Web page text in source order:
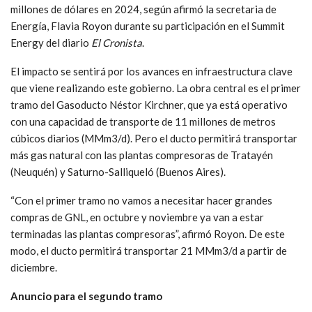
millones de dólares en 2024, según afirmó la secretaria de
Energía, Flavia Royon durante su participación en el Summit
Energy del diario El Cronista.
El impacto se sentirá por los avances en infraestructura clave
que viene realizando este gobierno. La obra central es el primer
tramo del Gasoducto Néstor Kirchner, que ya está operativo
con una capacidad de transporte de 11 millones de metros
cúbicos diarios (MMm3/d). Pero el ducto permitirá transportar
más gas natural con las plantas compresoras de Tratayén
(Neuquén) y Saturno-Salliqueló (Buenos Aires).
“Con el primer tramo no vamos a necesitar hacer grandes
compras de GNL, en octubre y noviembre ya van a estar
terminadas las plantas compresoras”, afirmó Royon. De este
modo, el ducto permitirá transportar 21 MMm3/d a partir de
diciembre.
Anuncio para el segundo tramo